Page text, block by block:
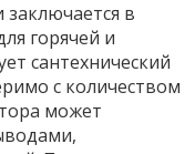
в
горячей и
сантехнический
с количеством
может